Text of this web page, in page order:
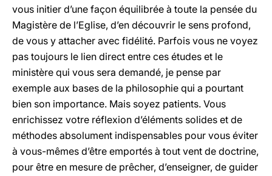
vous initier d’une façon équilibrée à toute la pensée du
Magistère de l’Eglise, d’en découvrir le sens profond,
de vous y attacher avec fidélité. Parfois vous ne voyez
pas toujours le lien direct entre ces études et le
ministère qui vous sera demandé, je pense par
exemple aux bases de la philosophie qui a pourtant
bien son importance. Mais soyez patients. Vous
enrichissez votre réflexion d’éléments solides et de
méthodes absolument indispensables pour vous éviter
à vous-mêmes d’être emportés à tout vent de doctrine,
pour être en mesure de prêcher, d’enseigner, de guider